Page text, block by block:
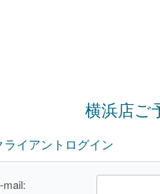
横浜店ご
ライアントログイン
mail: